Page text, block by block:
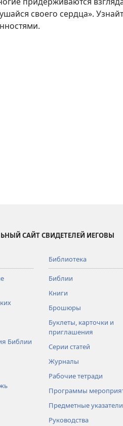
своего сердца».
САЙТ СВИДЕТЕЛЕЙ ИЕГОВЫ
Библии
Библиотека
Библии
Книги
Брошюры
Буклеты, карточки и
приглашения
Серии статей
Журналы
Рабочие тетради
Программы
Предметные указатели
Руководства